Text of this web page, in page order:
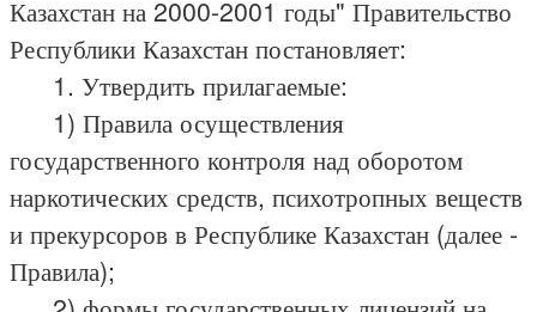
Казахстан на 2000-2001 годы" Правительство
Республики Казахстан постановляет:
1. Утвердить прилагаемые:
1) Правила осуществления
государственного контроля над оборотом
наркотических средств, психотропных веществ
и прекурсоров в Республике Казахстан (далее -
Правила);